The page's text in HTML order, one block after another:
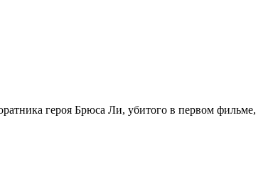
героя Брюса Ли, убитого в первом фильме,